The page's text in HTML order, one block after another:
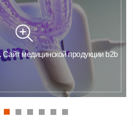
Сайт медицинской продукции b2b